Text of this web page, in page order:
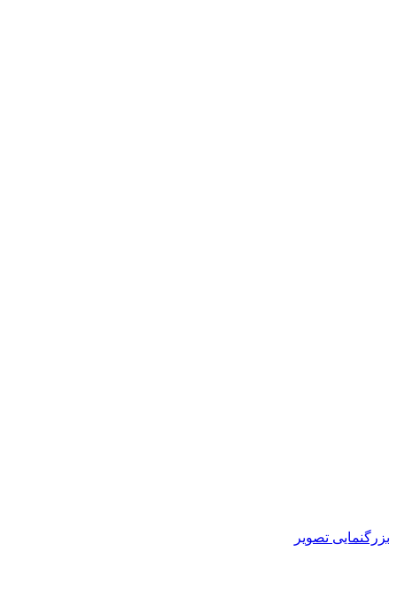
بزرگنمایی تصویر